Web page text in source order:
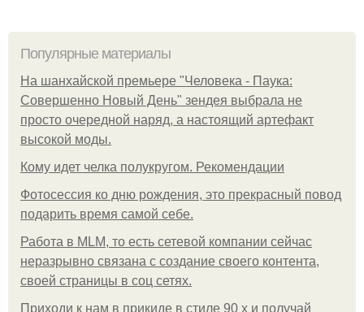
Популярные материалы
На шанхайской премьере "Человека - Паука:
Совершенно Новый День" зендея выбрала не
просто очередной наряд, а настоящий артефакт
высокой моды.
Кому идет челка полукругом. Рекомендации
Фотосессия ко дню рождения, это прекрасный повод
подарить время самой себе.
Работа в MLM, то есть сетевой компании сейчас
неразрывно связана с создание своего контента,
своей страницы в соц сетях.
Приходи к нам в прикиде в стиле 90 х и получай